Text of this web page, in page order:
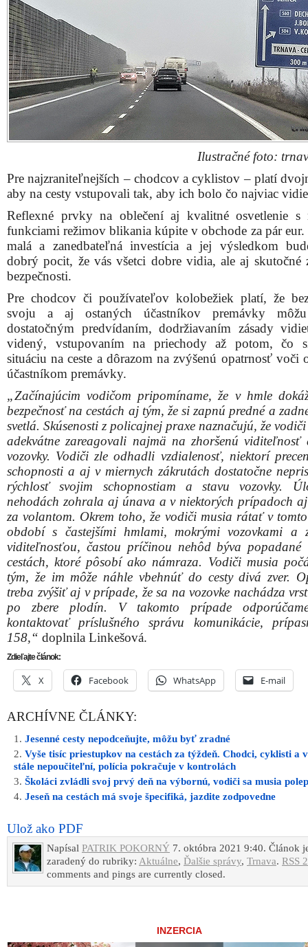
Ilustračné foto:
Pre najzraniteľnejších – chodcov a cyklistov – platí
aby na cesty vstupovali tak, aby ich bolo čo najviac
Reflexné prvky na oblečení aj kvalitné osvetlenie s
funkciami režimov blikania kúpite v obchode za pár eur.
malá a zanedbateľná investícia a jej výsledkom
dobrý pocit, že vás všetci dobre vidia, ale aj skutočné
bezpečnosti.
Pre chodcov či používateľov kolobežiek platí, že
svoju a aj ostaných účastníkov premávky
dostatočným predvídaním, dodržiavaním zásady
videný, vstupovaním na priechody až potom, čo
situáciu na ceste a dôrazom na zvýšenú opatrnosť voči
účastníkom premávky.
„Začínajúcim vodičom pripomíname, že v hmle
bezpečnosť na cestách aj tým, že si zapnú predné a
svetlá. Skúsenosti z policajnej praxe naznačujú, že
adekvátne zareagovali najmä na zhoršenú viditeľnosť
vozovky. Vodiči zle odhadli vzdialenosť, niektorí
schopnosti a aj v miernych zákrutách dostatočne
rýchlosť svojim schopnostiam a stavu vozovky.
nehodách zohrala aj únava a v niektorých prípadoch
za volantom. Okrem toho, že vodiči musia rátať v
období s častejšími hmlami, mokrými vozovkami a
viditeľnosťou, častou príčinou nehôd býva popadané
cestách, ktoré pôsobí ako námraza. Vodiči musia
tým, že im môže náhle vbehnúť do cesty divá zver.
treba zvýšiť aj v prípade, že sa na vozovke nachádza
po zbere plodín. V takomto prípade
kontaktovať príslušného správu komunikácie,
158,“ doplnila Linkešová.
Zdieľajte článok:
X Facebook WhatsApp E-mail
ARCHÍVNE ČLÁNKY:
Jesenné cesty nepodceňujte, môžu byť zradné
Vyše tisíc priestupkov na cestách za týždeň. Chodci, cyklisti a
stále nepoučiteľní, polícia pokračuje v kontrolách
Školáci zvládli svoj prvý deň na výbornú, vodiči sa musia
Jeseň na cestách má svoje špecifiká, jazdite zodpovedne
Ulož ako PDF
Napísal PATRIK POKORNÝ 7. októbra 2021 9:40. Článok
zaradený do rubriky: Aktuálne, Ďalšie správy, Trnava. RSS
comments and pings are currently closed.
INZERCIA